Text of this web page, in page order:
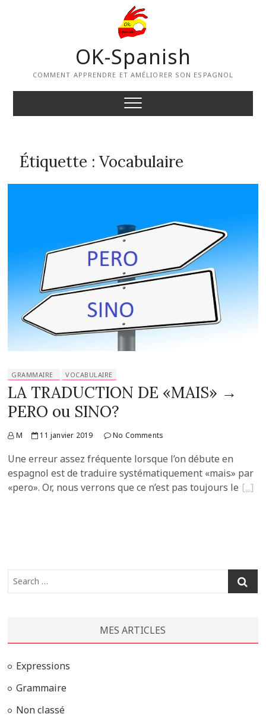
OK-Spanish
COMMENT APPRENDRE ET AMÉLIORER SON ESPAGNOL
Étiquette :Vocabulaire
GRAMMAIRE VOCABULAIRE
LA TRADUCTION DE «MAIS» →
PERO ou SINO?
M 11 janvier 2019 No Comments
Une erreur assez fréquente lorsque l’on débute en
espagnol est de traduire systématiquement «mais» par
«pero». Or, nous verrons que ce n’est pas toujours le
Search
…
MES ARTICLES
Expressions
Grammaire
Non classé